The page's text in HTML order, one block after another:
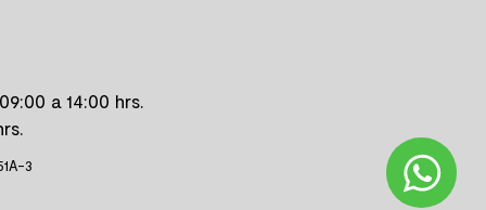
a 14:00 hrs.
3